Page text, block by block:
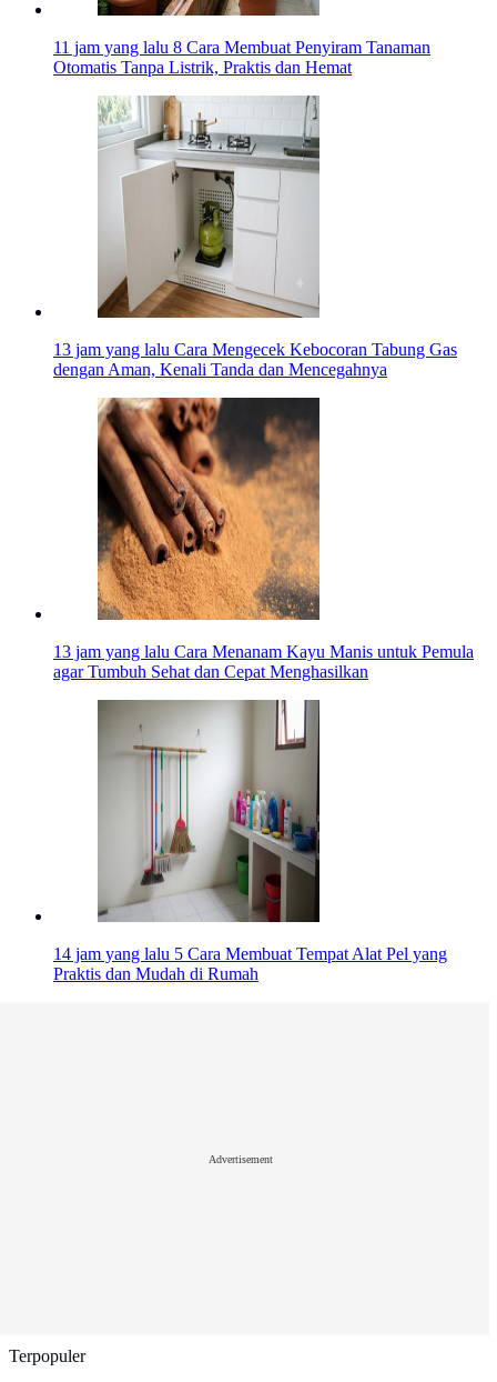
11 jam yang lalu 8 Cara Membuat Penyiram Tanaman
Otomatis Tanpa Listrik, Praktis dan Hemat
13 jam yang lalu Cara Mengecek Kebocoran Tabung Gas
dengan Aman, Kenali Tanda dan Mencegahnya
13 jam yang lalu Cara Menanam Kayu Manis untuk Pemula
agar Tumbuh Sehat dan Cepat Menghasilkan
14 jam yang lalu 5 Cara Membuat Tempat Alat Pel yang
Praktis dan Mudah di Rumah
Advertisement
Terpopuler